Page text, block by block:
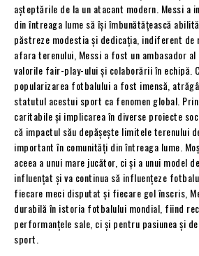
așteptările de la un atacant modern. Messi
din întreaga lume să își îmbunătățească
păstreze modestia și dedicația, indiferent de
afara terenului, Messi a fost un ambasador
valorile fair-play-ului și colaborării în echipă.
popularizarea fotbalului a fost imensă,
statutul acestui sport ca fenomen global.
caritabile și implicarea în diverse proiecte
că impactul său depășește limitele terenului
important în comunități din întreaga lume.
aceea a unui mare jucător, ci și a unui model
influențat și va continua să influențeze
fiecare meci disputat și fiecare gol înscris,
durabilă în istoria fotbalului mondial, fiind
performanțele sale, ci și pentru pasiunea și
sport.